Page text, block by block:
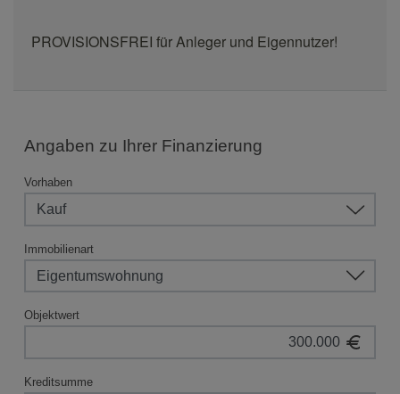
PROVISIONSFREI für Anleger und Eigennutzer!